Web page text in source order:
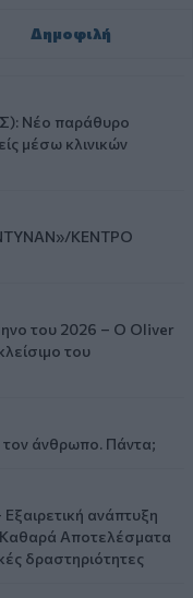
Δημοφιλή
Νέο παράθυρο
μέσω κλινικών
ΚΕΝΤΡΟ
του 2026 – Ο Oliver
του
τον άνθρωπο. Πάντα;
ανάπτυξη
Αποτελέσματα
δραστηριότητες